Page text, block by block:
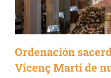
Ordenación
Vicenç Martí de